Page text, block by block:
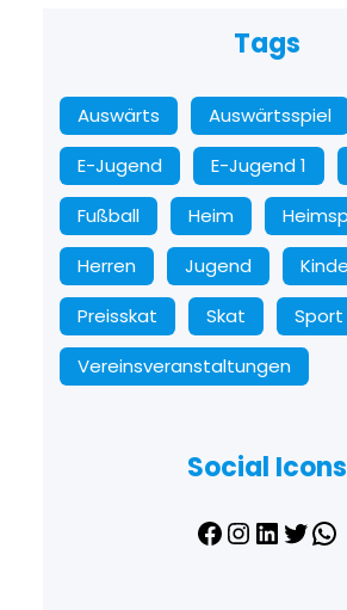
Tags
Auswärts
Auswärtsspiel
E-Jugend
E-Jugend 1
Fußball
Heim
Herren
Jugend
Preisskat
Skat
Sport
Vereinsveranstaltungen
Social Icons
Facebook InstagramLinkedIn Twitter WhatsApp